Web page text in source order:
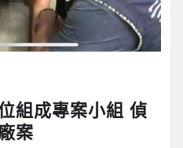
組成專案小組 偵
案